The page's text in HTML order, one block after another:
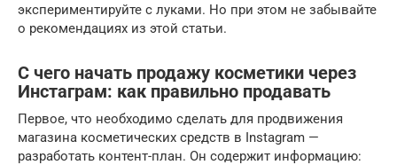
экспериментируйте с луками. Но при этом не забывайте
о рекомендациях из этой статьи.
С чего начать продажу косметики через
Инстаграм: как правильно продавать
Первое, что необходимо сделать для продвижения
магазина косметических средств в Instagram —
разработать контент-план. Он содержит информацию: